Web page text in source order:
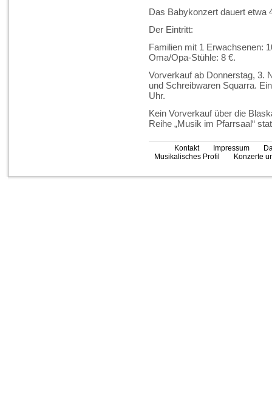
Das Babykonzert dauert etwa
Der Eintritt:
Familien mit 1 Erwachsenen:
Oma/Opa-Stühle: 8 €.
Vorverkauf ab Donnerstag, 3.
und Schreibwaren Squarra.
Uhr.
Kein Vorverkauf über die
Reihe „Musik im Pfarrsaal“
Kontakt Impressum
Musikalisches Profil
Konzerte